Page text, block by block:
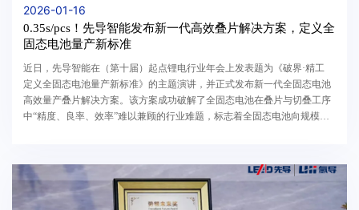
2026-01-16
0.35s/pcs！先导智能发布新一代高效叠片解决方案，定义全
固态电池量产新标准
近日，先导智能在（第十届）起点锂电行业年会上发表题为《破界·精工
定义全固态电池量产新标准》的主题演讲，并正式发布新一代全固态电池
高效量产叠片解决方案。该方案成功破解了全固态电池在叠片与切叠工序
中“精度、良率、效率”难以兼顾的行业难题，标志着全固态电池向规模化